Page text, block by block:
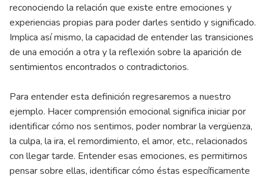
reconociendo la relación que existe entre emociones y
experiencias propias para poder darles sentido y significado.
Implica así mismo, la capacidad de entender las transiciones
de una emoción a otra y la reflexión sobre la aparición de
sentimientos encontrados o contradictorios.
Para entender esta definición regresaremos a nuestro
ejemplo. Hacer comprensión emocional significa iniciar por
identificar cómo nos sentimos, poder nombrar la vergüenza,
la culpa, la ira, el remordimiento, el amor, etc., relacionados
con llegar tarde. Entender esas emociones, es permitirnos
pensar sobre ellas, identificar cómo éstas específicamente